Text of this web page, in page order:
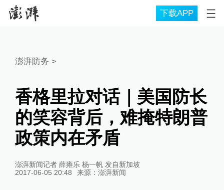
下载APP
澎湃防务 >
香格里拉对话｜美国防长
的笑容背后，难掩特朗普
政策内在矛盾
澎湃新闻记者 薛雍乐 杨一帆 发自新加坡
2017-06-05 20:48
来源： 澎湃新闻